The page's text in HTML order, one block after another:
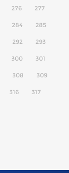
276 277
284 285
292 293
300 301
308 309
316 317